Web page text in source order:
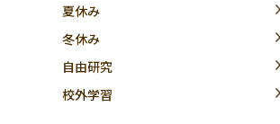
夏休み
冬休み
自由研究
校外学習